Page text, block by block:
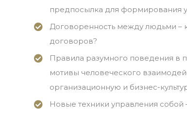
предпосылка для формирования
Договоренность между людьми –
договоров?
Правила разумного поведения в
мотивы человеческого
организационную и бизнес-
Новые техники управления